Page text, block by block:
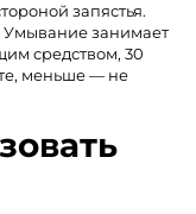
запястья.
Умывание занимает
средством, 30
меньше — не